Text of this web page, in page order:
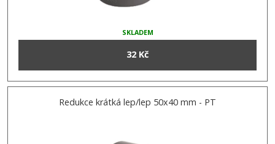
SKLADEM
32 Kč
Redukce krátká lep/lep 50x40 mm - PT